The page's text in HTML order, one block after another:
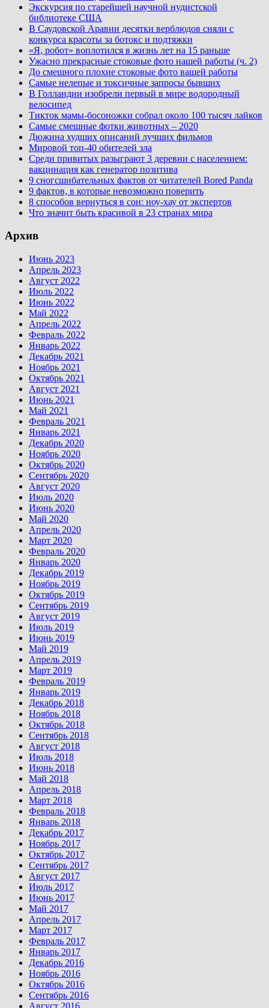
Экскурсия по старейшей научной нудистской
библиотеке США
В Саудовской Аравии десятки верблюдов сняли с
конкурса красоты за ботокс и подтяжки
«Я, робот» воплотился в жизнь лет на 15 раньше
Ужасно прекрасные стоковые фото нашей работы (ч. 2)
До смешного плохие стоковые фото вашей работы
Самые нелепые и токсичные запросы бывших
В Голландии изобрели первый в мире водородный
велосипед
Тикток мамы-босоножки собрал около 100 тысяч лайков
Самые смешные фотки животных – 2020
Дюжина худших описаний лучших фильмов
Мировой топ-40 обителей зла
Среди привитых разыграют 3 деревни с населением:
вакцинация как генератор позитива
9 сногсшибательных фактов от читателей Bored Panda
9 фактов, в которые невозможно поверить
8 способов вернуться в сон: ноу-хау от экспертов
Что значит быть красивой в 23 странах мира
Архив
Июнь 2023
Апрель 2023
Август 2022
Июль 2022
Июнь 2022
Май 2022
Апрель 2022
Февраль 2022
Январь 2022
Декабрь 2021
Ноябрь 2021
Октябрь 2021
Август 2021
Июнь 2021
Май 2021
Февраль 2021
Январь 2021
Декабрь 2020
Ноябрь 2020
Октябрь 2020
Сентябрь 2020
Август 2020
Июль 2020
Июнь 2020
Май 2020
Апрель 2020
Март 2020
Февраль 2020
Январь 2020
Декабрь 2019
Ноябрь 2019
Октябрь 2019
Сентябрь 2019
Август 2019
Июль 2019
Июнь 2019
Май 2019
Апрель 2019
Март 2019
Февраль 2019
Январь 2019
Декабрь 2018
Ноябрь 2018
Октябрь 2018
Сентябрь 2018
Август 2018
Июль 2018
Июнь 2018
Май 2018
Апрель 2018
Март 2018
Февраль 2018
Январь 2018
Декабрь 2017
Ноябрь 2017
Октябрь 2017
Сентябрь 2017
Август 2017
Июль 2017
Июнь 2017
Май 2017
Апрель 2017
Март 2017
Февраль 2017
Январь 2017
Декабрь 2016
Ноябрь 2016
Октябрь 2016
Сентябрь 2016